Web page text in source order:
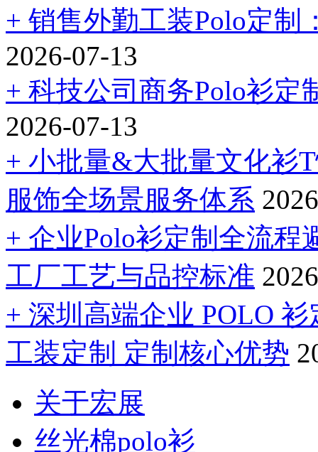
+ 销售外勤工装Polo定制
2026-07-13
+ 科技公司商务Polo衫定
2026-07-13
+ 小批量&大批量文化衫
服饰全场景服务体系
+ 企业Polo衫定制全流程
工厂工艺与品控标准
+ 深圳高端企业 POLO
工装定制 定制核心优势
关于宏展
丝光棉polo衫